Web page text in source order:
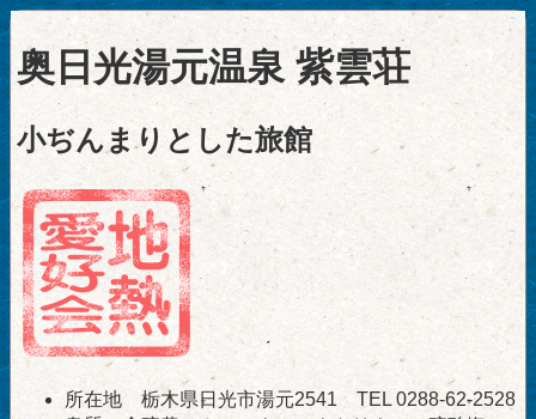
奥日光湯元温泉 紫雲荘
小ぢんまりとした旅館
所在地 栃木県日光市湯元2541 TEL 0288-62-2528